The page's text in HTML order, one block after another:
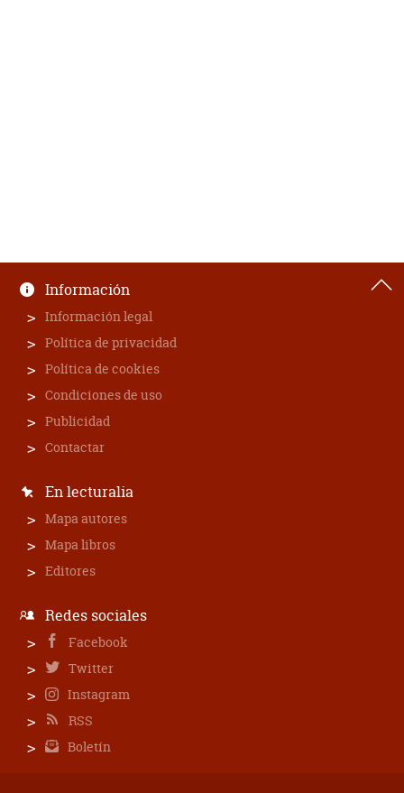
Información
Información legal
Política de privacidad
Política de cookies
Condiciones de uso
Publicidad
Contactar
En lecturalia
Mapa autores
Mapa libros
Editores
Redes sociales
Facebook
Twitter
Instagram
RSS
Boletín